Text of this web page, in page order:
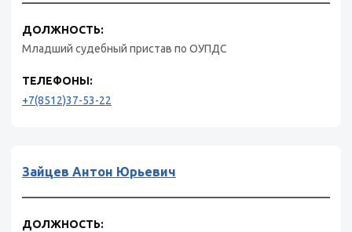
ДОЛЖНОСТЬ:
Младший судебный пристав по ОУПДС
ТЕЛЕФОНЫ:
+7(8512)37-53-22
Зайцев Антон Юрьевич
ДОЛЖНОСТЬ: